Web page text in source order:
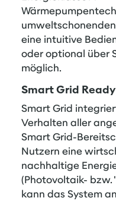
eine intuitive
oder optional über
möglich.
Smart Grid Ready
Smart Grid
Verhalten aller
Smart Grid-
Nutzern eine
nachhaltige
(Photovoltaik- bzw.
kann das System